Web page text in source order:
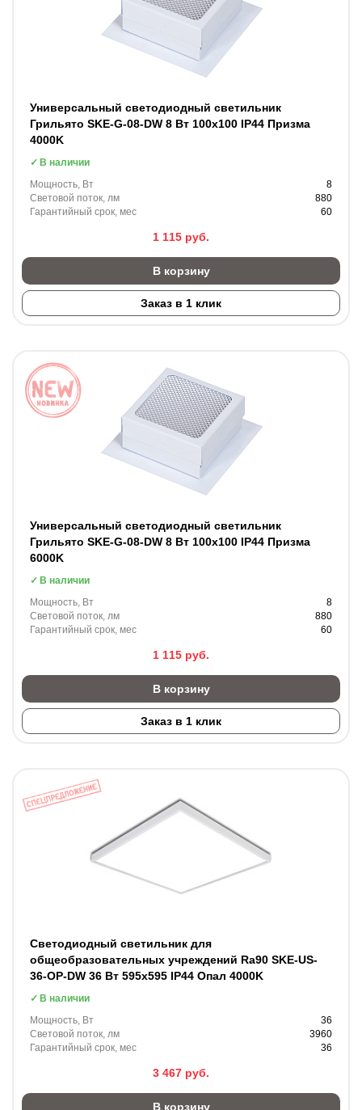
Универсальный светодиодный светильник
Грильято SKE-G-08-DW 8 Вт 100x100 IP44 Призма
4000K
В наличии
Мощность, Вт
8
Световой поток, лм
880
Гарантийный срок, мес
60
1 115 руб.
В корзину
Заказ в 1 клик
Универсальный светодиодный светильник
Грильято SKE-G-08-DW 8 Вт 100x100 IP44 Призма
6000K
В наличии
Мощность, Вт
8
Световой поток, лм
880
Гарантийный срок, мес
60
1 115 руб.
В корзину
Заказ в 1 клик
Светодиодный светильник для
общеобразовательных учреждений Ra90 SKE-US-
36-OP-DW 36 Вт 595x595 IP44 Опал 4000K
В наличии
Мощность, Вт
36
Световой поток, лм
3960
Гарантийный срок, мес
36
3 467 руб.
В корзину